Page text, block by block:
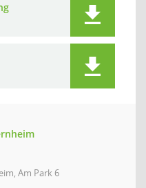
Am Park 6